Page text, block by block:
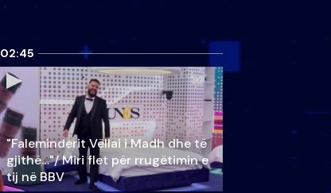
02:45
"Faleminderit Vëllai i Madh dhe të
gjithë…"/ Miri flet për rrugëtimin e
tij në BBV